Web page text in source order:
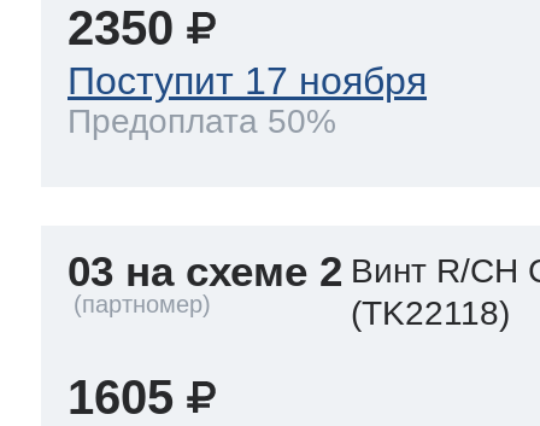
2350
Поступит 17 ноября
Предоплата 50%
03 на схеме 2 Винт R/CH
(TK22118)
1605